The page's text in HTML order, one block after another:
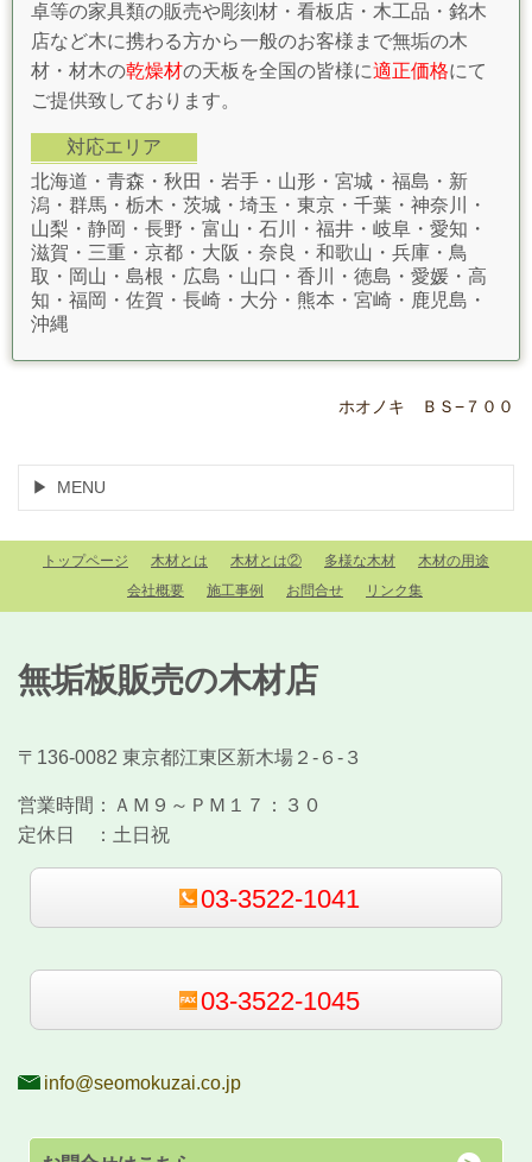
卓等の家具類の販売や彫刻材・看板店・木工品・銘木
店など木に携わる方から一般のお客様まで無垢の木
材・材木の乾燥材の天板を全国の皆様に適正価格にて
ご提供致しております。
対応エリア
北海道・青森・秋田・岩手・山形・宮城・福島・新
潟・群馬・栃木・茨城・埼玉・東京・千葉・神奈川・
山梨・静岡・長野・富山・石川・福井・岐阜・愛知・
滋賀・三重・京都・大阪・奈良・和歌山・兵庫・鳥
取・岡山・島根・広島・山口・香川・徳島・愛媛・高
知・福岡・佐賀・長崎・大分・熊本・宮崎・鹿児島・
沖縄
ホオノキ ＢＳ−７００
MENU
トップページ 木材とは 木材とは② 多様な木材
木材の用途
会社概要
施工事例 お問合せ リンク集
無垢板販売の木材店
〒136-0082 東京都江東区新木場２-６-３
営業時間：
ＡＭ９～ＰＭ１７：３０
定休日 ： 土日祝
03-3522-1041
03-3522-1045
info@seomokuzai.co.jp